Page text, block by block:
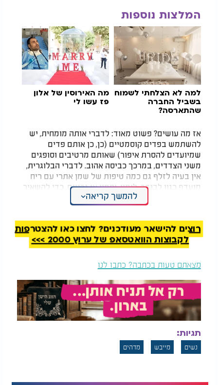
המלצות נוספות
למה לא הצלחתי לשמוח
בשביל החברה
שהתארסה?
מה האירוסין של אלון
פז עשו לי
אז מה עושים? פשוט מאוד: לדברי אותה מומחית, יש
להשתמש בפדים קוסמטיים (כן, כן אותם פדים
שמיועדים להסרת איפור) שאותם מרטיבים וסופגים
משני הצדדים, במרכך כביסה אהוב. לדברי הבלוגרית,
אין בעיה לזלף גם כמה טיפות של שמן אתרי עם ריח
מועדף כגון לבנדר, לימון, יסמין או גרניום, כדי להשאיר
את הריח הטוב בכביסה.
המייבש (המקום שבו לרוב מצטבר כל האבק)
וזה לדבריה שומר על הכביסה ריחנית ונעימה.
להמשך קריאה
רוצים להישאר מעודכנים? לחצו כאן להצטרפות
לקבוצות הוואטסאפ של ערוץ 2000 >>>
מצאתם טעות בכתבה? כתבו לנו
תגיות:
נשים מייבש מדהים